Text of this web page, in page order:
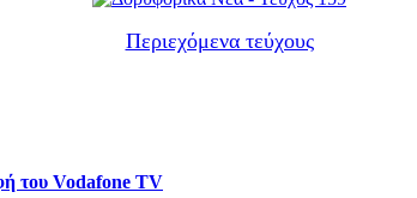
Περιεχόμενα τεύχους
του Vodafone TV